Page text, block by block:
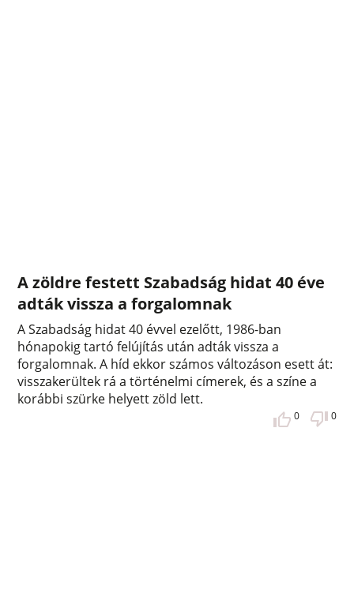
A zöldre festett Szabadság hidat 40 éve
adták vissza a forgalomnak
A Szabadság hidat 40 évvel ezelőtt, 1986-ban
hónapokig tartó felújítás után adták vissza a
forgalomnak. A híd ekkor számos változáson esett át:
visszakerültek rá a történelmi címerek, és a színe a
korábbi szürke helyett zöld lett.
0 0